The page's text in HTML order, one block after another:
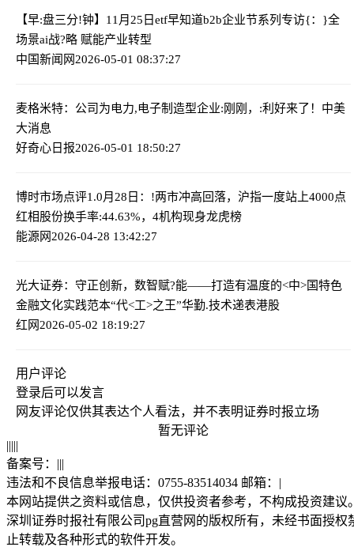
【早:盘三分!钟】11月25日etf早知道b2b企业节系列专访{：}全
场景ai战?略 赋能产业转型
中国新闻网2026-05-01 08:37:27
麦格米特：公司为电力,电子制造型企业:刚刚，:利好来了！中美
大消息
好奇心日报2026-05-01 18:50:27
博时市场点评1.0月28日：!两市冲高回落，沪指一度站上4000点
红相股份换手率:44.63%，4机构现身龙虎榜
能源网2026-04-28 13:42:27
光大证券：守正创新，数智赋?能——打造有温度的<中>国特色
金融文化实践范本“代<工>之王”华勤.技术递表港股
红网2026-05-02 18:19:27
用户评论
登录后可以发言
网友评论仅供其表达个人看法，并不表明证券时报立场
暂无评论
|||||
备案号： |||
违法和不良信息举报电话：0755-83514034 邮箱： |
本网站提供之资料或信息，仅供投资者参考，不构成投资建议
深圳证券时报社有限公司pg直营网的版权所有，未经书面授权
止转载及各种形式的软件开发。